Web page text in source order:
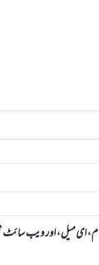
ای میل، اور ویب